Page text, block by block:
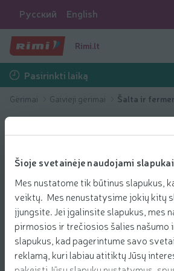
Šioje svetainėje naudojami slapukai
Mes nustatome tik būtinus slapukus,
veiktų. Mes nenustatysime jokių kitų
įjungsite. Jei įgalinsite slapukus, mes
pirmosios ir trečiosios šalies našumo
slapukus, kad pagerintume savo
reklamą, kuri labiau atitiktų Jūsų
Русский English
Rimi.lt
Pasirinkti laiką
Gėrimai Gaivieji gėrimai Šalta ir